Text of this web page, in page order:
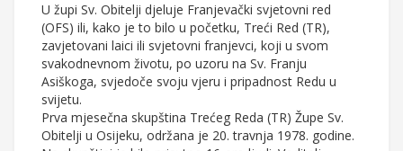
U župi Sv. Obitelji djeluje Franjevački svjetovni red
(OFS) ili, kako je to bilo u početku, Treći Red (TR),
zavjetovani laici ili svjetovni franjevci, koji u svom
svakodnevnom životu, po uzoru na Sv. Franju
Asiškoga, svjedoče svoju vjeru i pripadnost Redu u
svijetu.
Prva mjesečna skupština Trećeg Reda (TR) Župe Sv.
Obitelji u Osijeku, održana je 20. travnja 1978. godine.